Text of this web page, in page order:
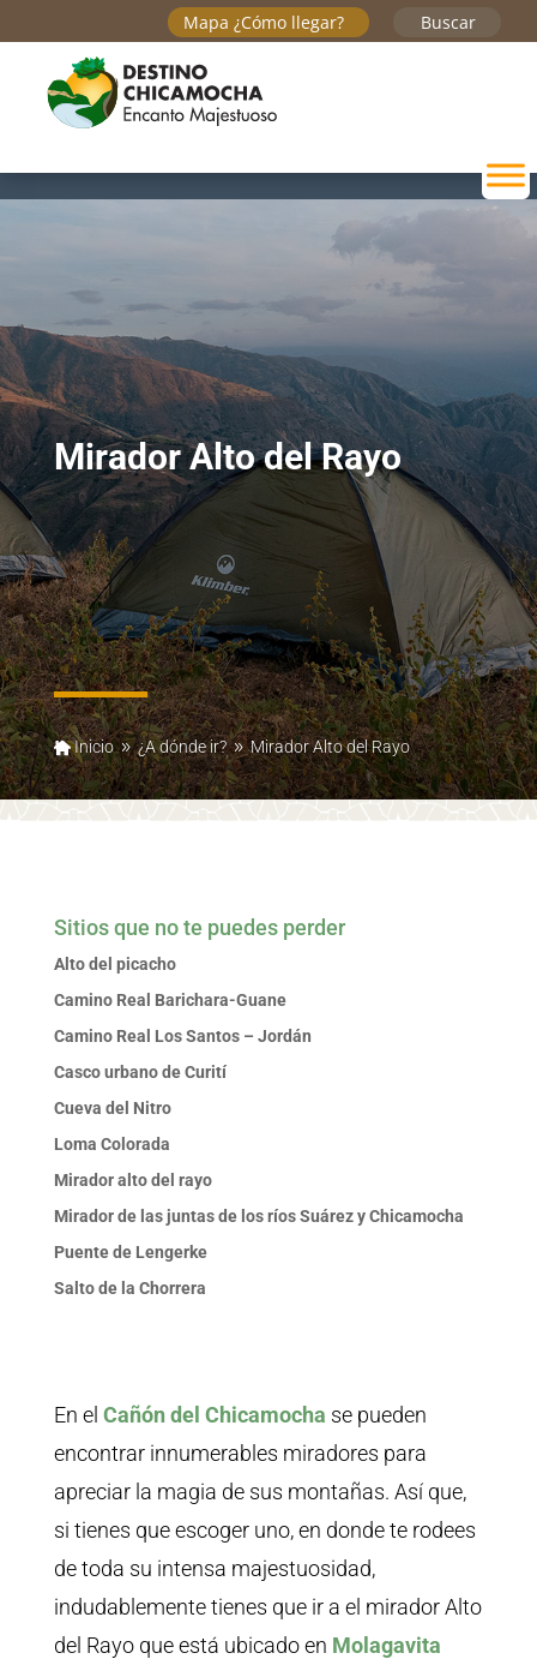
Buscar
Mapa ¿Cómo llegar?
Mirador Alto del Rayo
Inicio 9 ¿A dónde ir? 9 Mirador Alto del Rayo
Sitios que no te puedes perder
Alto del picacho
Camino Real Barichara-Guane
Camino Real Los Santos – Jordán
Casco urbano de Curití
Cueva del Nitro
Loma Colorada
Mirador alto del rayo
Mirador de las juntas de los ríos Suárez y Chicamocha
Puente de Lengerke
Salto de la Chorrera
En el Cañón del Chicamocha se pueden
encontrar innumerables miradores para
apreciar la magia de sus montañas. Así que,
si tienes que escoger uno, en donde te rodees
de toda su intensa majestuosidad,
indudablemente tienes que ir a el mirador Alto
del Rayo que está ubicado en Molagavita